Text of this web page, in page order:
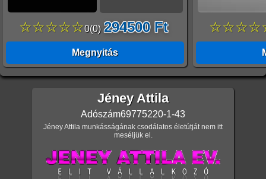
☆☆☆☆☆0(0) 294500 Ft
Megnyitás
Jéney Attila
Adószám69775220-1-43
Jéney Attila munkásságának csodálatos életútját nem itt
meséljük el.